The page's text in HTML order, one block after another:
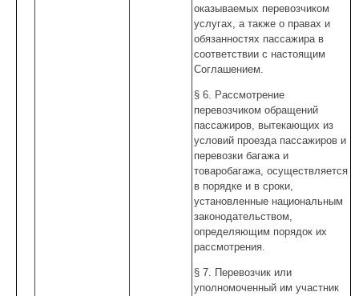
оказываемых перевозчиком
услугах, а также о правах и
обязанностях пассажира в
соответствии с настоящим
Соглашением.
§ 6. Рассмотрение
перевозчиком обращений
пассажиров, вытекающих из
условий проезда пассажиров и
перевозки багажа и
товаробагажа, осуществляется
в порядке и в сроки,
установленные национальным
законодательством,
определяющим порядок их
рассмотрения.
§ 7. Перевозчик или
уполномоченный им участник